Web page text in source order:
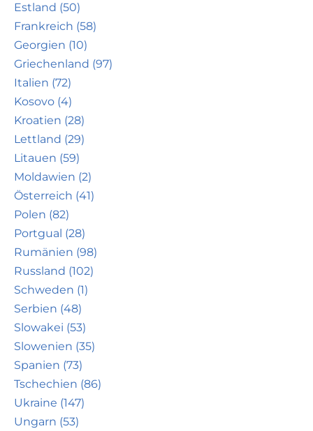
Estland (50)
Frankreich (58)
Georgien (10)
Griechenland (97)
Italien (72)
Kosovo (4)
Kroatien (28)
Lettland (29)
Litauen (59)
Moldawien (2)
Österreich (41)
Polen (82)
Portgual (28)
Rumänien (98)
Russland (102)
Schweden (1)
Serbien (48)
Slowakei (53)
Slowenien (35)
Spanien (73)
Tschechien (86)
Ukraine (147)
Ungarn (53)